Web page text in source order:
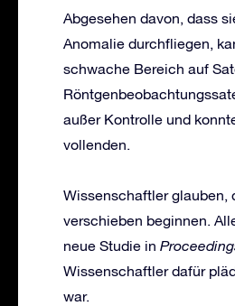
Abgesehen davon, dass
Anomalie durchfliegen,
schwache Bereich auf
außer Kontrolle und
vollenden.
Wissenschaftler glauben,
verschieben beginnen.
neue Studie in
Wissenschaftler dafür
war.